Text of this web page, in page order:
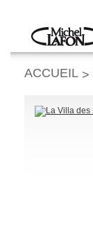
Accueil
ACCUEIL >